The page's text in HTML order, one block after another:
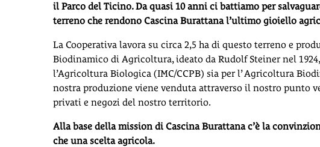
il Parco del Ticino. Da quasi 10 anni ci battiamo per
terreno che rendono Cascina Burattana l’ultimo gioiello
La Cooperativa lavora su circa 2,5 ha di questo terreno e
Biodinamico di Agricoltura, ideato da Rudolf Steiner nel
l’Agricoltura Biologica (IMC/CCPB) sia per l’ Agricoltura
nostra produzione viene venduta attraverso il nostro punto
privati e negozi del nostro territorio.
Alla base della mission di Cascina Burattana c’è la
che una scelta agricola.